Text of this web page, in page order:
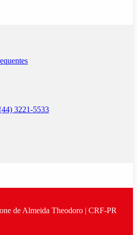
3221-5533
de Almeida Theodoro | CRF-PR